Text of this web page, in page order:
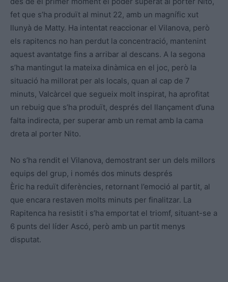
fet que s’ha produït al minut 22, amb un magnífic xut
llunyà de Matty. Ha intentat reaccionar el Vilanova, però
els rapitencs no han perdut la concentració, mantenint
aquest avantatge fins a arribar al descans. A la segona
s’ha mantingut la mateixa dinàmica en el joc, però la
situació ha millorat per als locals, quan al cap de 7
minuts, Valcàrcel que segueix molt inspirat, ha aprofitat
un rebuig que s’ha produït, després del llançament d’una
falta indirecta, per superar amb un remat amb la cama
dreta al porter Nito.
No s’ha rendit el Vilanova, demostrant ser un dels millors
equips del grup, i només dos minuts després
Èric ha reduït diferències, retornant l’emoció al partit, al
que encara restaven molts minuts per finalitzar. La
Rapitenca ha resistit i s’ha emportat el triomf, situant-se a
6 punts del líder Ascó, però amb un partit menys
disputat.